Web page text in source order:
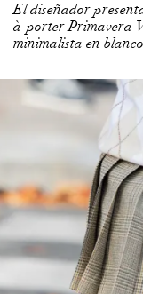
El diseñador
à-porter Primavera
minimalista en